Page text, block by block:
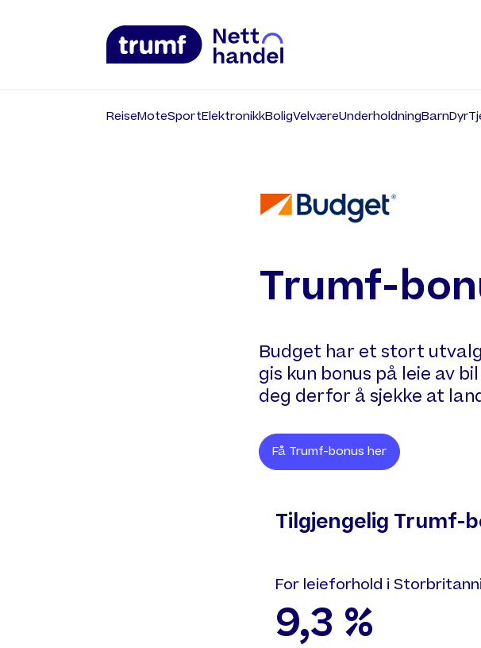
ReiseMoteSportElektronikkBoligVelværeUnderholdningBarnDyr
Trumf-
Budget har et stort
gis kun bonus på leie av
deg derfor å sjekke at
Få Trumf-bonus her
Tilgjengelig Trumf-
For leieforhold i
9,3 %